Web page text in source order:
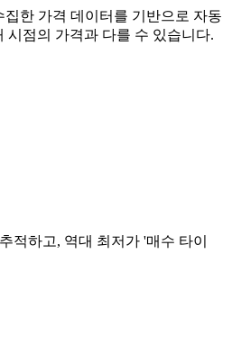
한 가격 데이터를 기반으로 자동
시점의 가격과 다를 수 있습니다.
적하고, 역대 최저가 '매수 타이